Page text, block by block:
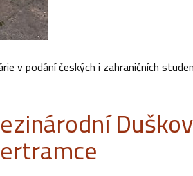
v podání českých i zahraničních